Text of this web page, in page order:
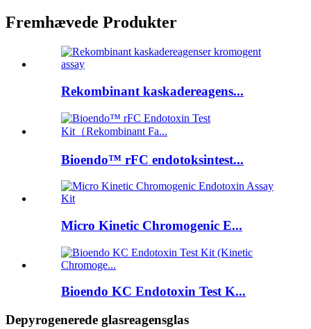
Fremhævede Produkter
Rekombinant kaskadereagens...
Bioendo™ rFC endotoksintest...
Micro Kinetic Chromogenic E...
Bioendo KC Endotoxin Test K...
Depyrogenerede glasreagensglas